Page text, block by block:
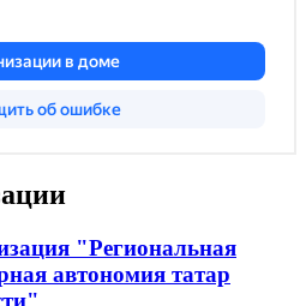
"Региональная
автономия татар